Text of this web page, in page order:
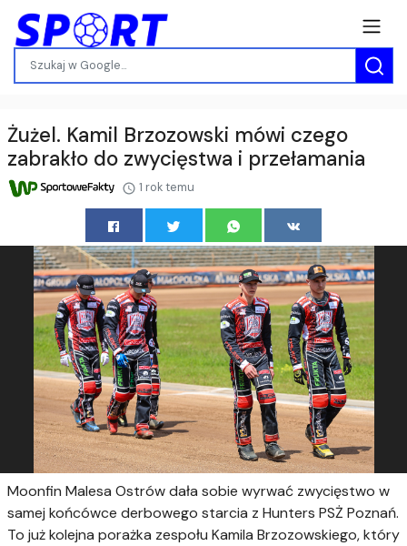
Żużel. Kamil Brzozowski mówi czego
zabrakło do zwycięstwa i przełamania
1 rok temu
Moonfin Malesa Ostrów dała sobie wyrwać zwycięstwo w
samej końcówce derbowego starcia z Hunters PSŻ Poznań.
To już kolejna porażka zespołu Kamila Brzozowskiego, który